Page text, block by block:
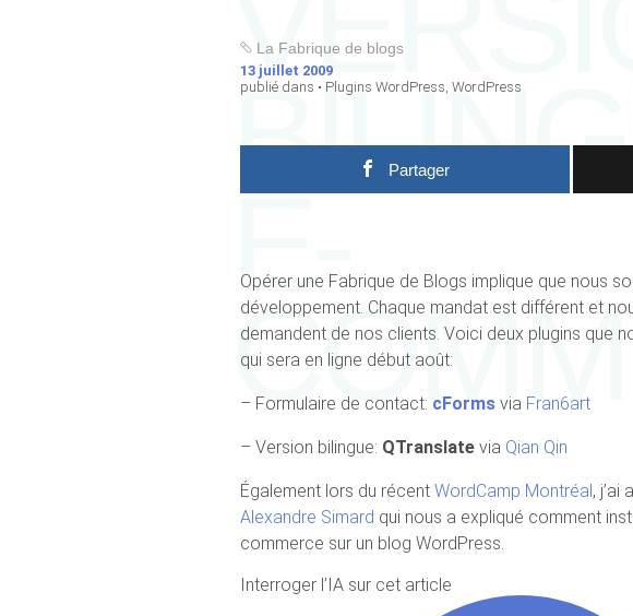
E-
La Fabrique de blogs
13 juillet 2009
publié dans • Plugins WordPress, WordPress
Partager
Opérer une Fabrique de Blogs implique que nous
développement. Chaque mandat est différent et
demandent de nos clients. Voici deux plugins que
qui sera en ligne début août:
– Formulaire de contact: cForms via Fran6art
– Version bilingue: QTranslate via Qian Qin
Également lors du récent WordCamp Montréal, j’ai
Alexandre Simard qui nous a expliqué comment
commerce sur un blog WordPress.
Interroger l’IA sur cet article